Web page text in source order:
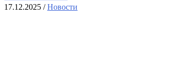
17.12.2025 /Новости